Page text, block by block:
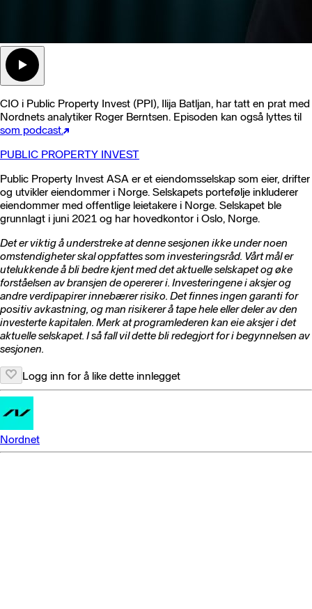
CIO i Public Property Invest (PPI), Ilija Batljan, har tatt en prat med
Nordnets analytiker Roger Berntsen. Episoden kan også lyttes til
som podcast.
PUBLIC PROPERTY INVEST
Public Property Invest ASA er et eiendomsselskap som eier, drifter
og utvikler eiendommer i Norge. Selskapets portefølje inkluderer
eiendommer med offentlige leietakere i Norge. Selskapet ble
grunnlagt i juni 2021 og har hovedkontor i Oslo, Norge.
Det er viktig å understreke at denne sesjonen ikke under noen
omstendigheter skal oppfattes som investeringsråd. Vårt mål er
utelukkende å bli bedre kjent med det aktuelle selskapet og øke
forståelsen av bransjen de opererer i. Investeringene i aksjer og
andre verdipapirer innebærer risiko. Det finnes ingen garanti for
positiv avkastning, og man risikerer å tape hele eller deler av den
investerte kapitalen. Merk at programlederen kan eie aksjer i det
aktuelle selskapet. I så fall vil dette bli redegjort for i begynnelsen av
sesjonen.
Logg inn for å like dette innlegget
Nordnet